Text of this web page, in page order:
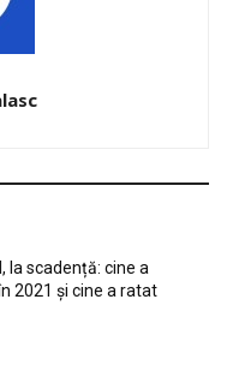
la scadență: cine a
2021 și cine a ratat